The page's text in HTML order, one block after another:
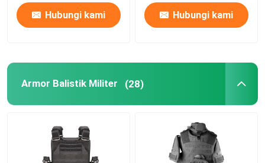
Seragam Tempur Militer
Armor Balistik Militer
Mantel Musim Dingin Militer
Hubungi kami Hubungi kami
Armor Balistik Militer (28)